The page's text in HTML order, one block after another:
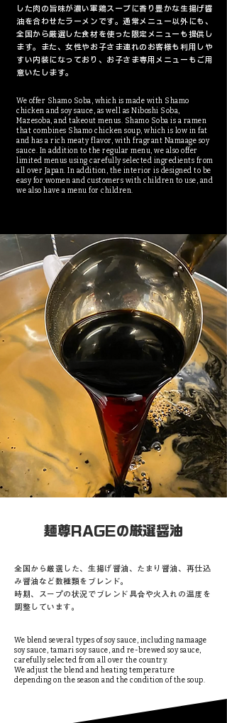
した肉の旨味が濃い軍鶏スープに香り豊かな生揚げ醤
油を合わせたラーメンです。通常メニュー以外にも、
全国から厳選した食材を使った限定メニューも提供し
ます。また、女性やお子さま連れのお客様も利用しや
すい内装になっており、お子さま専用メニューもご用
意いたします。
We offer Shamo Soba, which is made with Shamo
chicken and soy sauce, as well as Niboshi Soba,
Mazesoba, and takeout menus. Shamo Soba is a ramen
that combines Shamo chicken soup, which is low in fat
and has a rich meaty flavor, with fragrant Namaage soy
sauce. In addition to the regular menu, we also offer
limited menus using carefully selected ingredients from
all over Japan. In addition, the interior is designed to be
easy for women and customers with children to use, and
we also have a menu for children.
麺尊RAGEの厳選醤油
全国から厳選した、生揚げ醤油、たまり醤油、再仕込
み醤油など数種類をブレンド。
時期、スープの状況でブレンド具合や火入れの温度を
調整しています。
We blend several types of soy sauce, including namaage
soy sauce, tamari soy sauce, and re-brewed soy sauce,
carefully selected from all over the country.
We adjust the blend and heating temperature
depending on the season and the condition of the soup.